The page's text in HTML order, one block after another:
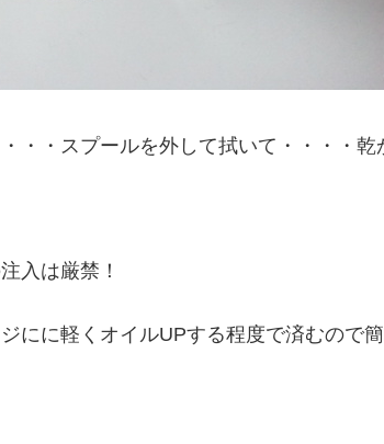
・・スプールを外して拭いて・・・・乾
入は厳禁！
にに軽くオイルUPする程度で済むので簡